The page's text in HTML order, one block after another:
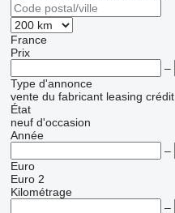
France
Prix
–
Type d'annonce
vente du fabricant leasing crédit
État
neuf d'occasion
Année
–
Euro
Euro 2
Kilométrage
–